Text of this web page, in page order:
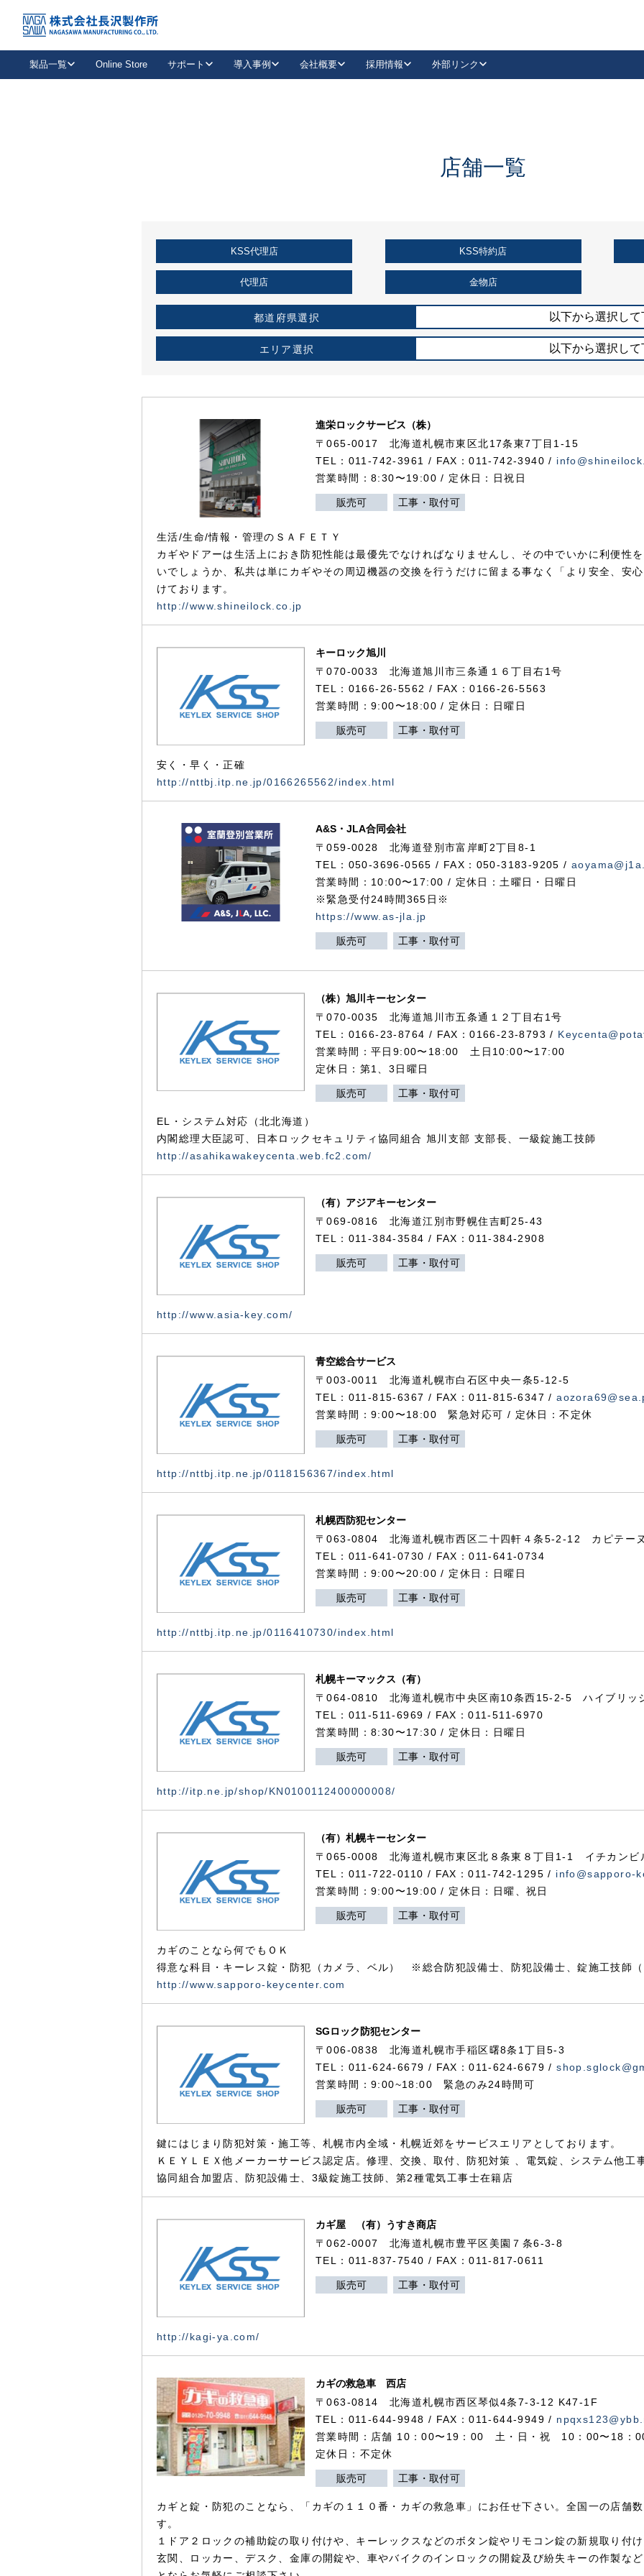
製品一覧
抗ウイルス・抗菌製品
キーレックスを品番からお探しいただけます。
Online Store サポート
取扱店情報
お役立ち情報
導入事例
企業様採用事例
会社概要 採用情報 外部リンク
LinkedIn
KSS加盟店・取扱店情報
店舗一覧
店舗一覧
KSS代理店 KSS特約店
代理店 金物店
都道府県選択 以下から選択し
エリア選択 以下から選択し
進栄ロックサービス（株）
〒065-0017 北海道札幌市東区北17条東7丁目1-15
TEL：011-742-3961 / FAX：011-742-3940 /
営業時間：8:30〜19:00 / 定休日：日祝日
販売可 工事・取付可
生活/生命/情報・管理のＳＡＦＥＴＹ
カギやドアーは生活上におき防犯性能は最優先でなければなりませんし、その中でいかに利便性
いでしょうか、私共は単にカギやその周辺機器の交換を行うだけに留まる事なく「より安全、安
けております。
http://www.shineilock.co.jp
キーロック旭川
〒070-0033 北海道旭川市三条通１６丁目右1号
TEL：0166-26-5562 / FAX：0166-26-5563
営業時間：9:00〜18:00 / 定休日：日曜日
販売可 工事・取付可
安く・早く・正確
http://nttbj.itp.ne.jp/0166265562/index.html
A&S・JLA合同会社
〒059-0028北海道登別市富岸町2丁目 8-1
TEL：050-3696-0565 / FAX：050-3183-9205 /
営業時間：10:00〜17:00 / 定休日：土曜日・日曜日
※緊急受付24時間365日※
https://www.as-jla.jp
販売可 工事・取付可
（株）旭川キーセンター
〒070-0035 北海道旭川市五条通１２丁目右1号
TEL：0166-23-8764 / FAX：0166-23-8793 /
営業時間：平日9:00〜18:00 土日10:00〜17:00
定休日：第1、3日曜日
販売可 工事・取付可
EL・システム対応（北北海道）
内閣総理大臣認可、日本ロックセキュリティ協同組合 旭川支部 支部長、一級錠施工技師
http://asahikawakeycenta.web.fc2.com/
（有）アジアキーセンター
〒069-0816 北海道江別市野幌住吉町25-43
TEL：011-384-3584 / FAX：011-384-2908
販売可 工事・取付可
http://www.asia-key.com/
青空総合サービス
〒003-0011 北海道札幌市白石区中央一条5-12-5
TEL：011-815-6367 / FAX：011-815-6347 /
営業時間：9:00〜18:00 緊急対応可 / 定休日：不定休
販売可 工事・取付可
http://nttbj.itp.ne.jp/0118156367/index.html
札幌西防犯センター
〒063-0804 北海道札幌市西区二十四軒４条5-2-12 カピテー
TEL：011-641-0730 / FAX：011-641-0734
営業時間：9:00〜20:00 / 定休日：日曜日
販売可 工事・取付可
http://nttbj.itp.ne.jp/0116410730/index.html
札幌キーマックス（有）
〒064-0810 北海道札幌市中央区南10条西15-2-5 ハイブリッ
TEL：011-511-6969 / FAX：011-511-6970
営業時間：8:30〜17:30 / 定休日：日曜日
販売可 工事・取付可
http://itp.ne.jp/shop/KN0100112400000008/
（有）札幌キーセンター
〒065-0008 北海道札幌市東区北８条東８丁目1-1 イチカンビ
TEL：011-722-0110 / FAX：011-742-1295 / info@sapporo-
営業時間：9:00〜19:00 / 定休日：日曜、祝日
販売可 工事・取付可
カギのことなら何でもＯＫ
得意な科目・キーレス錠・防犯（カメラ、ベル） ※総合防犯設備士、防犯設備士、錠施工技師
http://www.sapporo-keycenter.com
SGロック防犯センター
〒006-0838 北海道札幌市手稲区曙8条1丁目5-3
TEL：011-624-6679 / FAX：011-624-6679 /
営業時間：9:00~18:00 緊急のみ24時間可
販売可 工事・取付可
鍵にはじまり防犯対策・施工等、札幌市内全域・札幌近郊をサービスエリアとしております。
ＫＥＹＬＥＸ他メーカーサービス認定店。修理、交換、取付、防犯対策 、電気錠、システム他工
協同組合加盟店、防犯設備士、3級錠施工技師、第2種電気工事士在籍店
カギ屋 （有）うすき商店
〒062-0007 北海道札幌市豊平区美園７条6-3-8
TEL：011-837-7540 / FAX：011-817-0611
販売可 工事・取付可
http://kagi-ya.com/
カギの救急車 西店
〒063-0814 北海道札幌市西区琴似4条7-3-12 K47-1F
TEL：011-644-9948 / FAX：011-644-9949 /
営業時間：店舗 10：00〜19：00 土・日・祝 10：00〜18：
定休日：不定休
販売可 工事・取付可
カギと錠・防犯のことなら、「カギの１１０番・カギの救急車」にお任せ下さい。全国一の店舗
す。
１ドア２ロックの補助錠の取り付けや、キーレックスなどのボタン錠やリモコン錠の新規取り付
玄関、ロッカー、デスク、金庫の開錠や、車やバイクのインロックの開錠及び紛失キーの作製な